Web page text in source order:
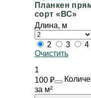
Планкен
сорт «ВС»
Длина, м
2 3 4
Очистить
1
100 ₽
за м²